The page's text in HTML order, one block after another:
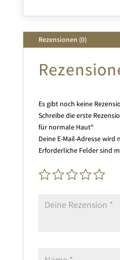
Rezensionen (0)
Es gibt noch keine
Schreibe die erste
für normale Haut“
Deine E-Mail-Adresse
Erforderliche Felder sind